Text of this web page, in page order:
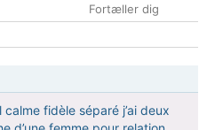
Fortæller dig
fidèle séparé j’ai deux